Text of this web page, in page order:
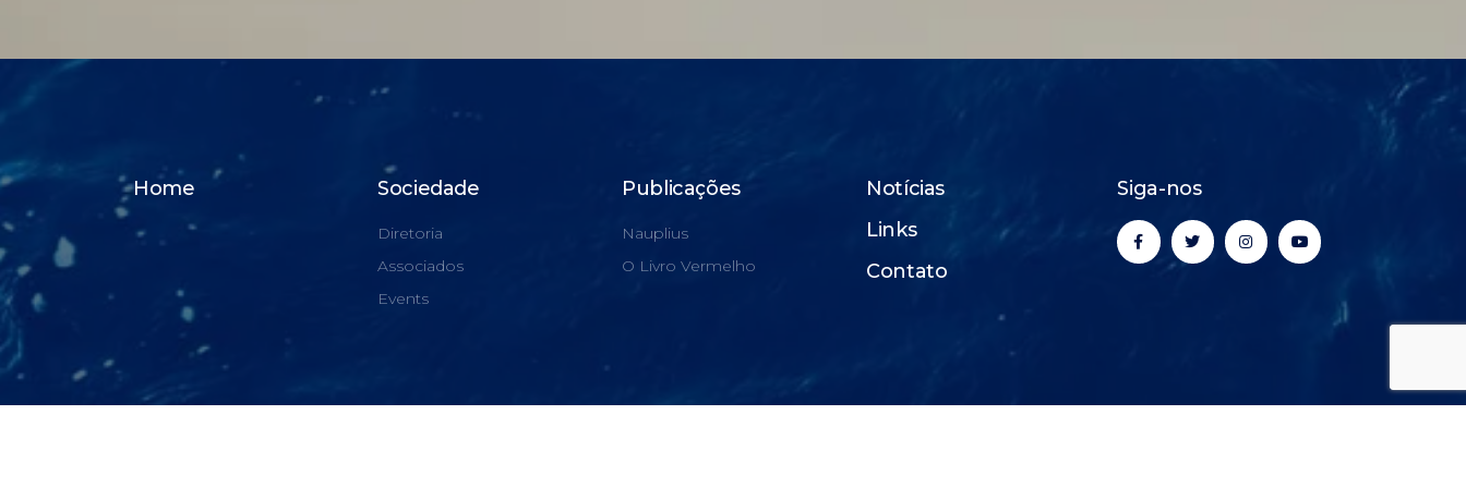
Home Sociedade
Diretoria
Associados
Events
Publicações
Nauplius
O Livro Vermelho
Notícias
Links
Contato
Siga-nos